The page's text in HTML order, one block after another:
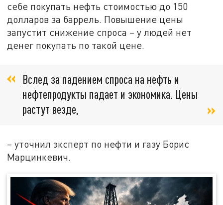
себе покупать нефть стоимостью до 150
долларов за баррель. Повышение цены
запустит снижение спроса – у людей нет
денег покупать по такой цене.
Вслед за падением спроса на нефть и
нефтепродукты падает и экономика. Цены
растут везде,
– уточнил эксперт по нефти и газу Борис
Марцинкевич.